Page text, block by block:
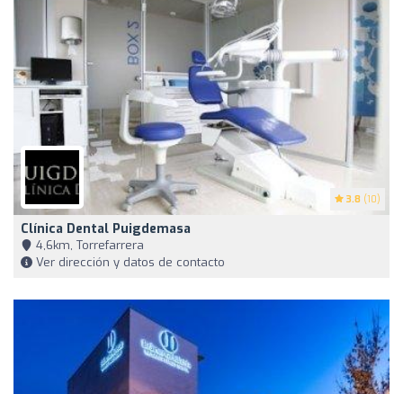
3.8 (10)
Clínica Dental Puigdemasa
4,6km, Torrefarrera
Ver dirección y datos de contacto